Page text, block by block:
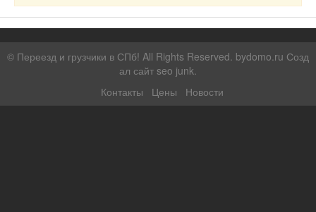
© Переезд и грузчики в СПб! All Rights Reserved. bydomo.ru Созд
ал сайт seo junk.
Контакты
Цены Новости